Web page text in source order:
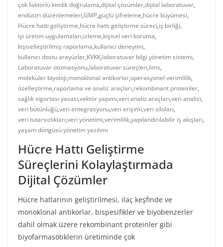
çok faktörlü kimlik doğrulama,dijital çözümler,dijital laboratuvar,
endüstri düzenlemeleri,GMP,güçlü şifreleme,hücre büyümesi,
Hücre hattı geliştirme,hücre hattı geliştirme süreci,iş birliği,
iyi üretim uygulamaları,izleme,kişisel veri koruma,
kişiselleştirilmiş raporlama,kullanıcı deneyimi,
kullanıcı dostu arayüzler,KVKK,laboratuvar bilgi yönetim sistemi,
Laboratuvar otomasyonu,laboratuvar süreçleri,lims,
moleküler biyoloji,monoklonal antikorlar,operasyonel verimlilik,
özelleştirme,raporlama ve analiz araçları,rekombinant proteinler,
sağlık sigortası yasası,vektör yapımı,veri analiz araçları,veri analizi,
veri bütünlüğü,veri entegrasyonu,veri erişimi,veri siloları,
veri tutarsızlıkları,veri yönetimi,verimlilik,yapılandırılabilir iş akışları,
yaşam döngüsü yönetim yazılımı
Hücre Hattı Geliştirme
Süreçlerini Kolaylaştırmada
Dijital Çözümler
Hücre hatlarının geliştirilmesi, ilaç keşfinde ve
monoklonal antikorlar, bispesifikler ve biyobenzerler
dahil olmak üzere rekombinant proteinler gibi
biyofarmasötiklerin üretiminde çok